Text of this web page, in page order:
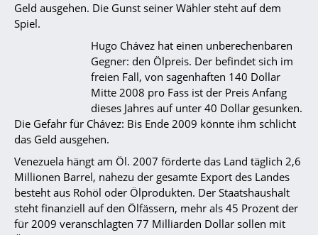
Geld ausgehen. Die Gunst seiner Wähler steht auf dem
Spiel.
Hugo Chávez hat einen unberechenbaren
Gegner: den Ölpreis. Der befindet sich im
freien Fall, von sagenhaften 140 Dollar
Mitte 2008 pro Fass ist der Preis Anfang
dieses Jahres auf unter 40 Dollar gesunken.
Die Gefahr für Chávez: Bis Ende 2009 könnte ihm schlicht
das Geld ausgehen.
Venezuela hängt am Öl. 2007 förderte das Land täglich 2,6
Millionen Barrel, nahezu der gesamte Export des Landes
besteht aus Rohöl oder Ölprodukten. Der Staatshaushalt
steht finanziell auf den Ölfässern, mehr als 45 Prozent der
für 2009 veranschlagten 77 Milliarden Dollar sollen mit